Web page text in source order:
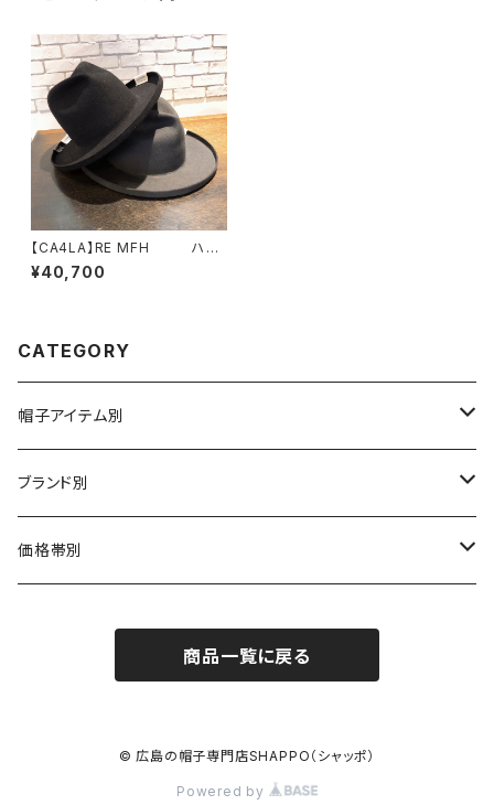
【CA4LA】RE MFH ハッ
ト AKM00077
¥40,700
CATEGORY
帽子アイテム別
ハット
布帛（布・ニット・レザー等）
キャスケット
ブランド別
CA4LA / カシラ
La Maison de Lyllis / ラメゾンドリリス
MIGHTY SHINE / マイティシャイン
価格帯別
5,501〜11,000円
11,001円～15,000円
商品一覧に戻る
© 広島の帽子専門店SHAPPO（シャッポ）
Powered by